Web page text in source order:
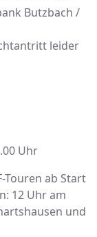
Butzbach /
leider
Uhr
Touren ab Start
12 Uhr am
und